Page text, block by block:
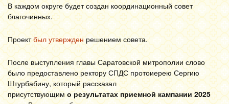
В каждом округе будет создан координационный совет
благочинных.
Проектбыл утвержден решением совета.
После выступления главы Саратовской митрополии слово
было предоставлено ректору СПДС протоиерею Сергию
Штурбабину, который рассказал
присутствующимо результатах приемной кампании 2025